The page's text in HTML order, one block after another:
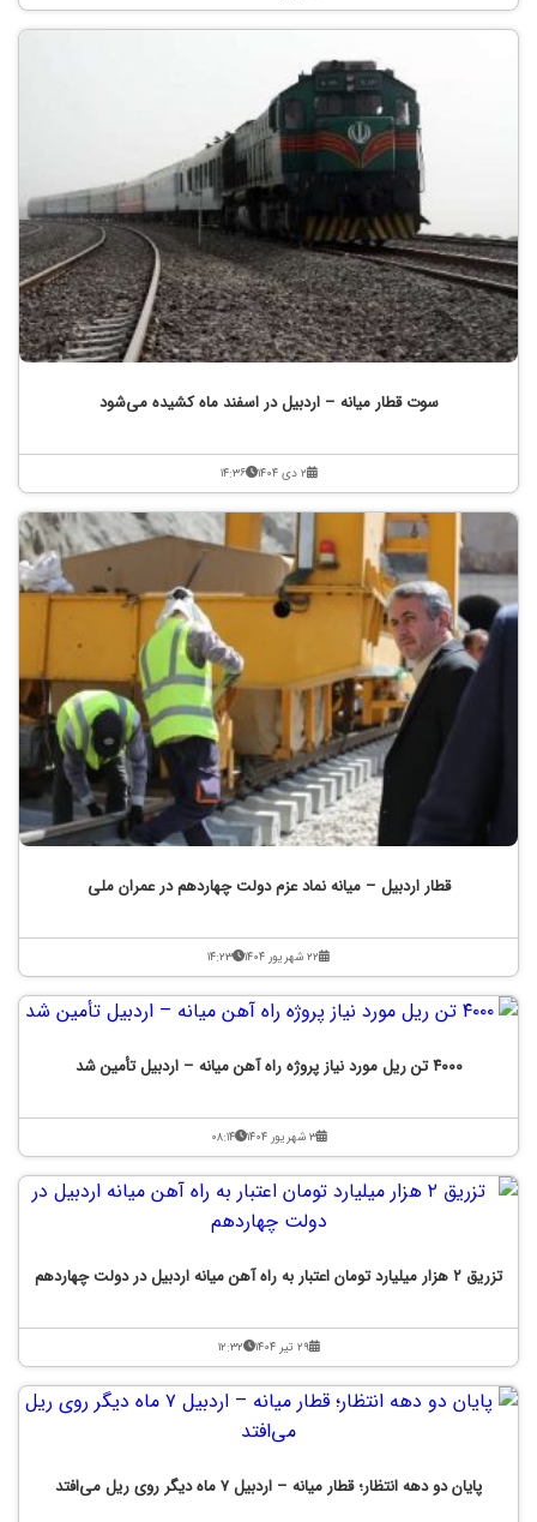
سوت قطار میانه – اردبیل در اسفند ماه کشیده می‌شود
۲ دی ۱۴۰۴ ۱۴:۳۶
قطار اردبیل – میانه نماد عزم دولت چهاردهم در عمران ملی
۲۲ شهریور ۱۴۰۴ ۱۴:۲۳
۴۰۰۰ تن ریل مورد نیاز پروژه راه آهن میانه – اردبیل تأمین شد
۳ شهریور ۱۴۰۴ ۰۸:۱۴
تزریق ۲ هزار میلیارد تومان اعتبار به راه آهن میانه اردبیل در دولت چهاردهم
۲۹ تیر ۱۴۰۴ ۱۲:۳۲
پایان دو دهه انتظار؛ قطار میانه – اردبیل ۷ ماه دیگر روی ریل می‌افتد